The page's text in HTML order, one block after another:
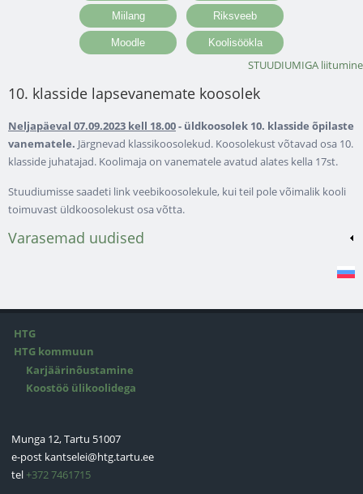
STUUDIUMIGA liitumine
10. klasside lapsevanemate koosolek
Neljapäeval 07.09.2023 kell 18.00- üldkoosolek 10. klasside õpilaste
vanematele. Järgnevad klassikoosolekud. Koosolekust võtavad osa 10.
klasside juhatajad. Koolimaja on vanematele avatud alates kella 17st.
Stuudiumisse saadeti link veebikoosolekule, kui teil pole võimalik kooli
toimuvast üldkoosolekust osa võtta.
Varasemad uudised
HTG
HTG kommuun
Karjäärinõustamine
Koostöö ülikoolidega
Munga 12, Tartu 51007
e-post kantselei@htg.tartu.ee
tel+372 7461715